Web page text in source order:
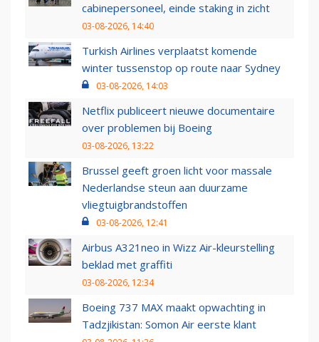
cabinepersoneel, einde staking in zicht
03-08-2026, 14:40
Turkish Airlines verplaatst komende
winter tussenstop op route naar Sydney
03-08-2026, 14:03
Netflix publiceert nieuwe documentaire
over problemen bij Boeing
03-08-2026, 13:22
Brussel geeft groen licht voor massale
Nederlandse steun aan duurzame
vliegtuigbrandstoffen
03-08-2026, 12:41
Airbus A321neo in Wizz Air-kleurstelling
beklad met graffiti
03-08-2026, 12:34
Boeing 737 MAX maakt opwachting in
Tadzjikistan: Somon Air eerste klant